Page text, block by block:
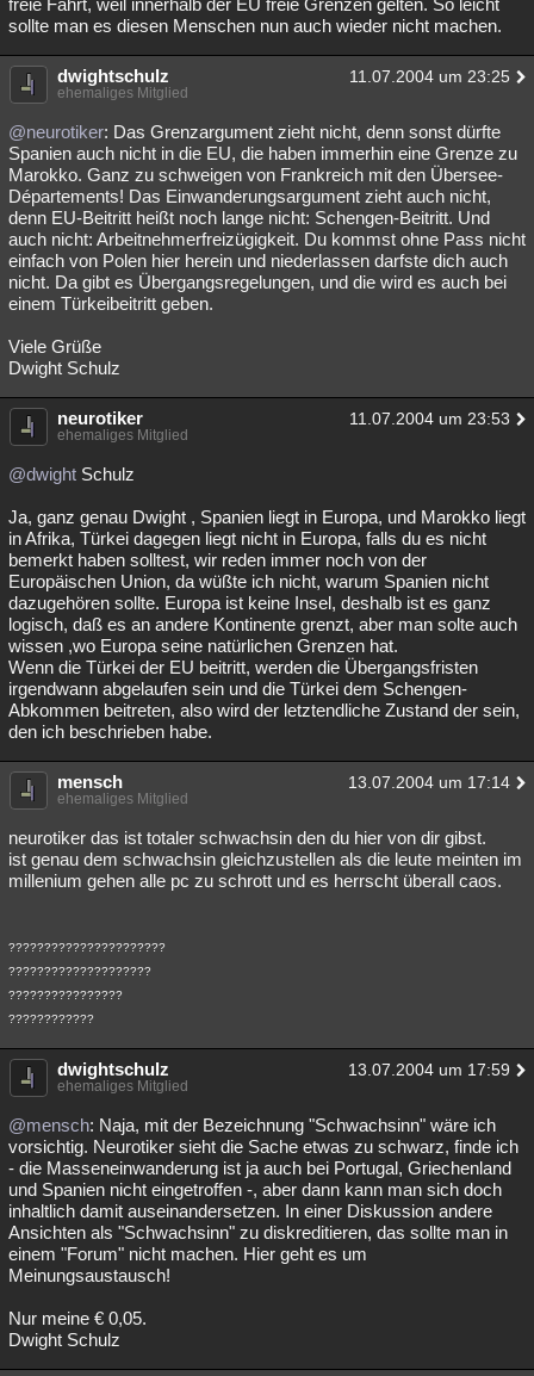
freie Fahrt, weil innerhalb der EU freie Grenzen gelten. So leicht
sollte man es diesen Menschen nun auch wieder nicht machen.
dwightschulz 11.07.2004 um 23:25
ehemaliges Mitglied
@neurotiker: Das Grenzargument zieht nicht, denn sonst dürfte
Spanien auch nicht in die EU, die haben immerhin eine Grenze zu
Marokko. Ganz zu schweigen von Frankreich mit den Übersee-
Départements! Das Einwanderungsargument zieht auch nicht,
denn EU-Beitritt heißt noch lange nicht: Schengen-Beitritt. Und
auch nicht: Arbeitnehmerfreizügigkeit. Du kommst ohne Pass nicht
einfach von Polen hier herein und niederlassen darfste dich auch
nicht. Da gibt es Übergangsregelungen, und die wird es auch bei
einem Türkeibeitritt geben.
Viele Grüße
Dwight Schulz
neurotiker 11.07.2004 um 23:53
ehemaliges Mitglied
@dwight Schulz
Ja, ganz genau Dwight , Spanien liegt in Europa, und Marokko liegt
in Afrika, Türkei dagegen liegt nicht in Europa, falls du es nicht
bemerkt haben solltest, wir reden immer noch von der
Europäischen Union, da wüßte ich nicht, warum Spanien nicht
dazugehören sollte. Europa ist keine Insel, deshalb ist es ganz
logisch, daß es an andere Kontinente grenzt, aber man solte auch
wissen ,wo Europa seine natürlichen Grenzen hat.
Wenn die Türkei der EU beitritt, werden die Übergangsfristen
irgendwann abgelaufen sein und die Türkei dem Schengen-
Abkommen beitreten, also wird der letztendliche Zustand der sein,
den ich beschrieben habe.
mensch 13.07.2004 um 17:14
ehemaliges Mitglied
neurotiker das ist totaler schwachsin den du hier von dir gibst.
ist genau dem schwachsin gleichzustellen als die leute meinten im
millenium gehen alle pc zu schrott und es herrscht überall caos.
??????????????????????
????????????????????
????????????????
????????????
dwightschulz 13.07.2004 um 17:59
ehemaliges Mitglied
@mensch: Naja, mit der Bezeichnung "Schwachsinn" wäre ich
vorsichtig. Neurotiker sieht die Sache etwas zu schwarz, finde ich
- die Masseneinwanderung ist ja auch bei Portugal, Griechenland
und Spanien nicht eingetroffen -, aber dann kann man sich doch
inhaltlich damit auseinandersetzen. In einer Diskussion andere
Ansichten als "Schwachsinn" zu diskreditieren, das sollte man in
einem "Forum" nicht machen. Hier geht es um
Meinungsaustausch!
Nur meine € 0,05.
Dwight Schulz